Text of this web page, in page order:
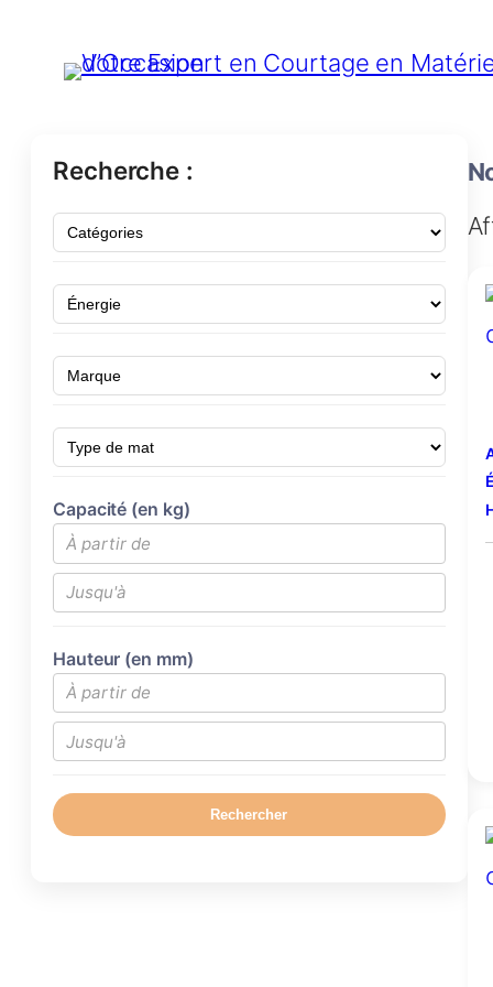
Recherche :
Capacité (en kg)
Hauteur (en mm)
Rechercher